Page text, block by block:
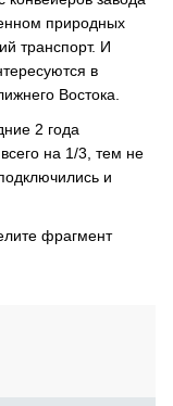
природных
транспорт. И
в
Востока.
2 года
на 1/3, тем не
и
фрагмент